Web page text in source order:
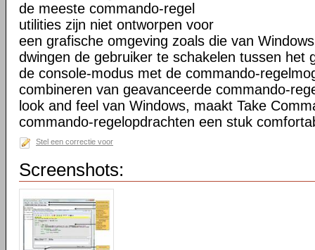
de meeste commando-regel
utilities zijn niet ontworpen voor
een grafische omgeving zoals die van
dwingen de gebruiker te schakelen tussen het
de console-modus met de commando-
combineren van geavanceerde commando-
look and feel van Windows, maakt Take
commando-regelopdrachten een stuk
Stel een correctie voor
Screenshots: